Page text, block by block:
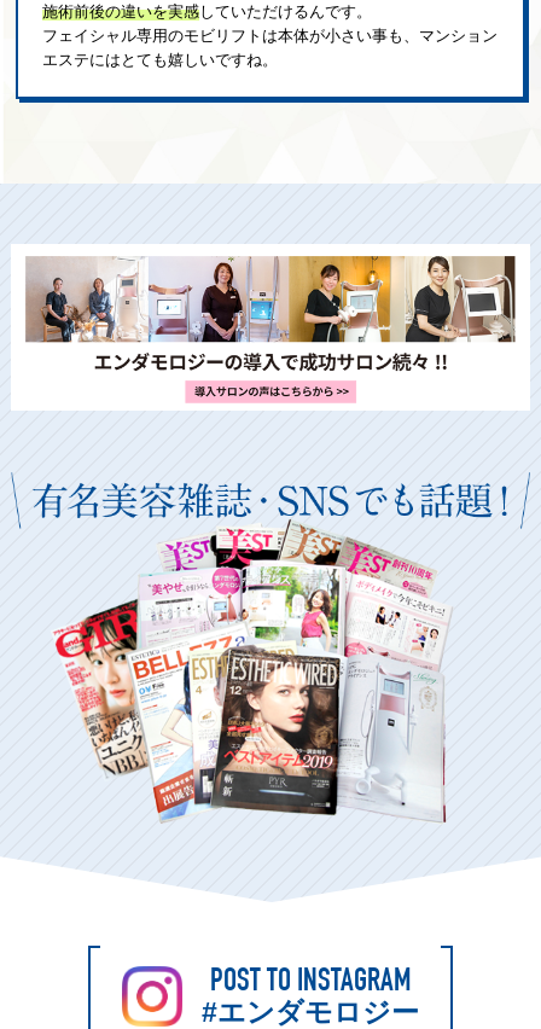
施術前後の違いを実感していただけるんです。
フェイシャル専用のモビリフトは本体が小さい事も、マンション
エステにはとても嬉しいですね。
POST TO INSTAGRAM
#エンダモロジー